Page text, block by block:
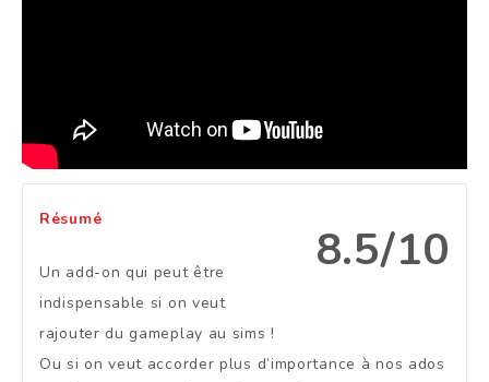
8.5/10
Résumé
Un add-on qui peut être
indispensable si on veut
rajouter du gameplay au sims !
Ou si on veut accorder plus d’importance à nos ados